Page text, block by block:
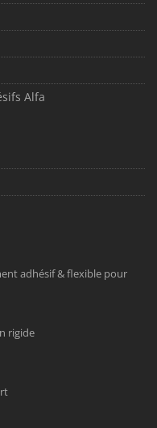
Alfa
adhésif & flexible pour
rigide